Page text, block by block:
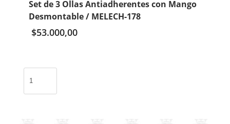
Set de 3 Ollas Antiadherentes con Mango
Desmontable / MELECH-178
$53.000,00